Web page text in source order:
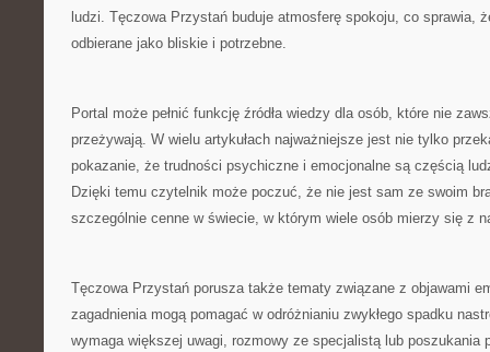
ludzi. Tęczowa Przystań buduje atmosferę spokoju, co sprawia,
odbierane jako bliskie i potrzebne.
Portal może pełnić funkcję źródła wiedzy dla osób, które nie
przeżywają. W wielu artykułach najważniejsze jest nie tylko
pokazanie, że trudności psychiczne i emocjonalne są częścią
Dzięki temu czytelnik może poczuć, że nie jest sam ze swoim
szczególnie cenne w świecie, w którym wiele osób mierzy się z
Tęczowa Przystań porusza także tematy związane z objawami
zagadnienia mogą pomagać w odróżnianiu zwykłego spadku
wymaga większej uwagi, rozmowy ze specjalistą lub poszukania